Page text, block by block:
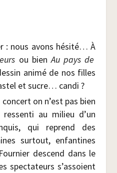
: nous avons hési­té… À
ou bienAu pays de
ani­mé de nos filles
et sucre… candi ?
on n’est pas bien
au milieu d’un
qui reprend des
sur­tout, enfan­tines
des­cend dans le
spec­ta­teurs s’assoient